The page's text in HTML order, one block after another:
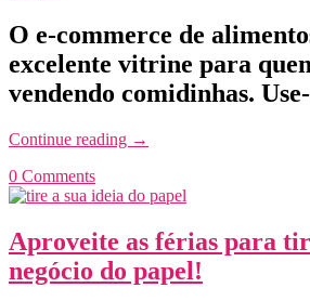
O e-commerce de
excelente vitrine para
vendendo comidinhas.
Continue reading →
0 Comments
Aproveite as férias para
negócio do papel!